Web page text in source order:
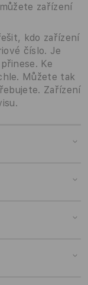
zařízení
kdo zařízení
číslo. Je
Ke
Můžete tak
Zařízení